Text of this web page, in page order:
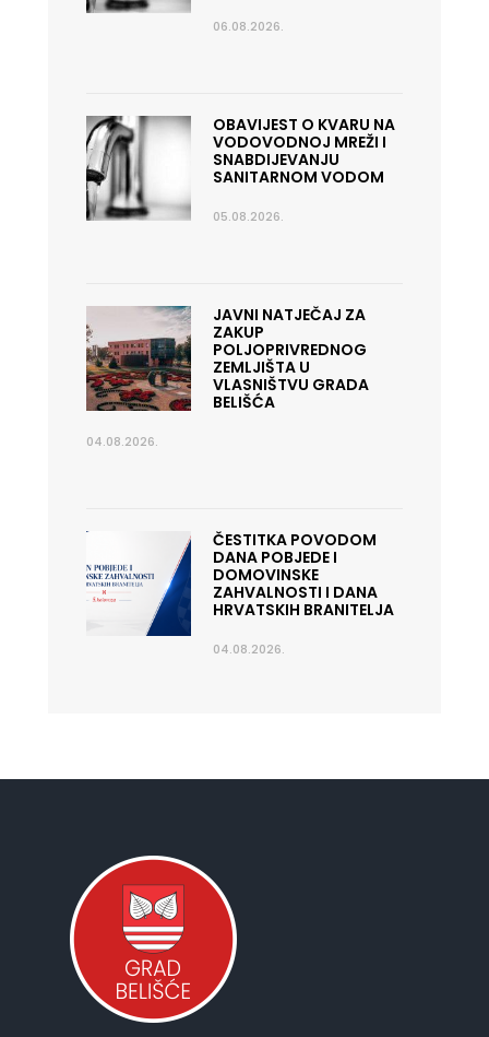
06.08.2026.
OBAVIJEST O KVARU NA
VODOVODNOJ MREŽI I
SNABDIJEVANJU
SANITARNOM VODOM
05.08.2026.
JAVNI NATJEČAJ ZA
ZAKUP
POLJOPRIVREDNOG
ZEMLJIŠTA U
VLASNIŠTVU GRADA
BELIŠĆA
04.08.2026.
ČESTITKA POVODOM
DANA POBJEDE I
DOMOVINSKE
ZAHVALNOSTI I DANA
HRVATSKIH BRANITELJA
04.08.2026.